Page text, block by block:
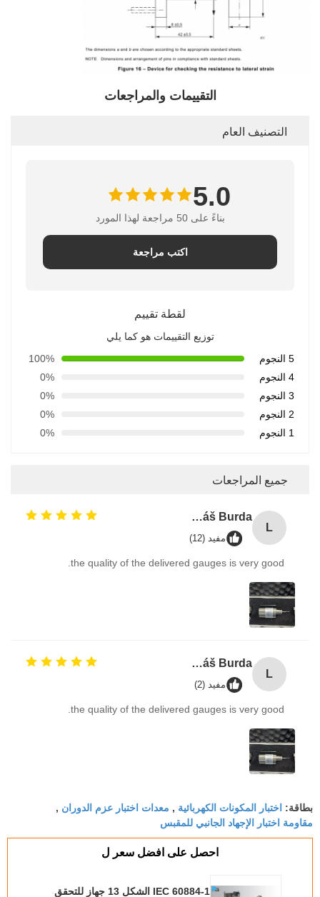
التقييمات والمراجعات
التصنيف العام
5.0
بناءً على 50 مراجعة لهذا المورد
اكتب مراجعة
لقطة تقييم
توزيع التقييمات هو كما يلي
5 النجوم
100%
4 النجوم
0%
3 النجوم
0%
2 النجوم
0%
1 النجوم
0%
جميع المراجعات
L
Lukáš Burda
مفيد (12)
the quality of the delivered gauges is very good.
L
Lukáš Burda
مفيد (2)
the quality of the delivered gauges is very good.
بطاقة: اختبار المكونات الكهربائية , معدات اختبار عزم الدوران ,
مقاومة اختبار الإجهاد الجانبي للمقبس
احصل على افضل سعر ل
IEC 60884-1 الشكل 13 جهاز للتحقق